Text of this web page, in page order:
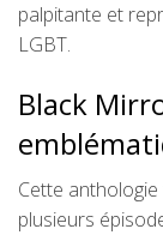
palpitante et
LGBT.
Black
Cette
plusieurs